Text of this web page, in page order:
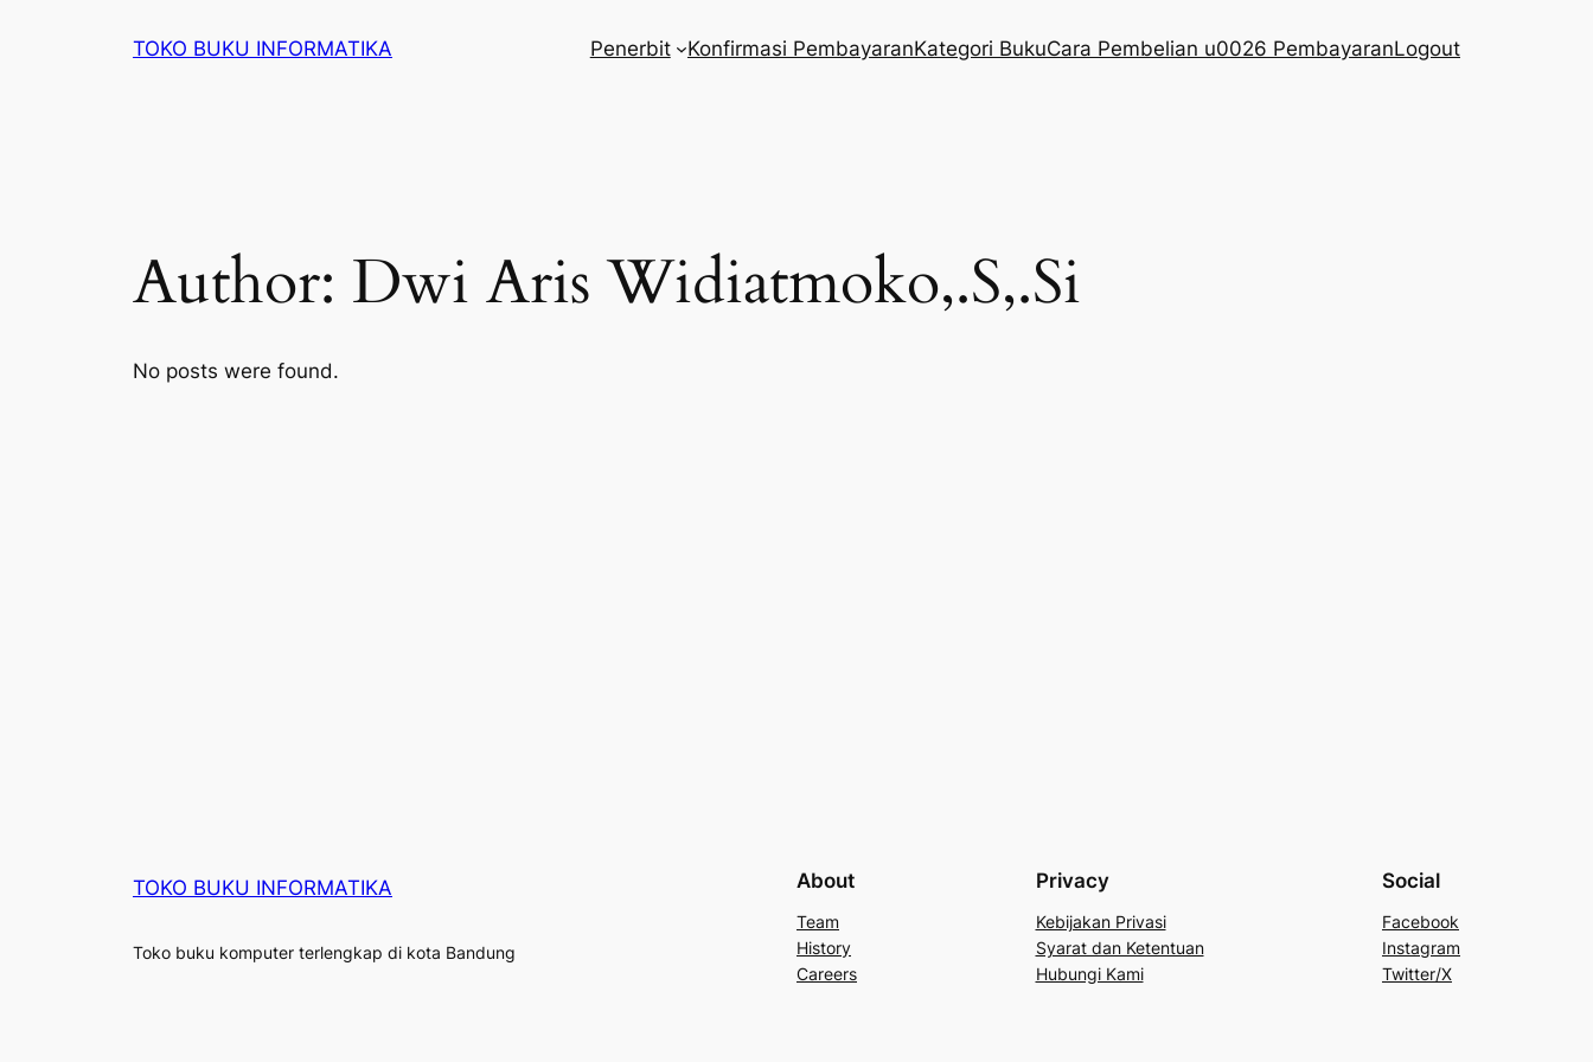
TOKO BUKU INFORMATIKA Penerbit Konfirmasi PembayaranKategori BukuCara Pembelian u0026 PembayaranLogout
Author: Dwi Aris Widiatmoko,.S,.Si
No posts were found.
TOKO BUKU INFORMATIKA
Toko buku komputer terlengkap di kota Bandung
About
Team
History
Careers
Privacy
Kebijakan Privasi
Syarat dan Ketentuan
Hubungi Kami
Social
Facebook
Instagram
Twitter/X